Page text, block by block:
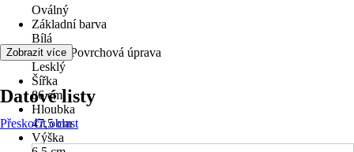
Oválný
Základní barva
Bílá
Povrch/Povrchová úprava
Lesklý
Šířka
86 cm
Hloubka
47,5 cm
Výška
Zobrazit více
Datové listy
Přeskočit oblast